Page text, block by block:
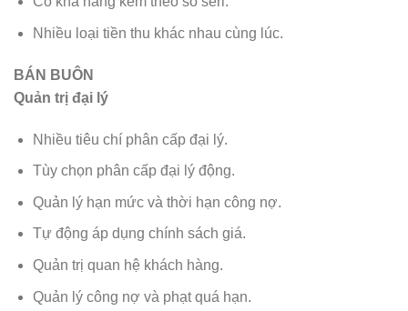
Nhiều loại tiền thu khác nhau cùng lúc.
BÁN BUÔN
Quản trị đại lý
Nhiều tiêu chí phân cấp đại lý.
Tùy chọn phân cấp đại lý động.
Quản lý hạn mức và thời hạn công nợ.
Tự động áp dụng chính sách giá.
Quản trị quan hệ khách hàng.
Quản lý công nợ và phạt quá hạn.